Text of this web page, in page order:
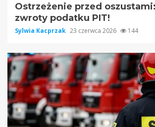
Ostrzeżenie przed
zwroty podatku PIT!
Sylwia Kacprzak 23 czerwca 2026 144